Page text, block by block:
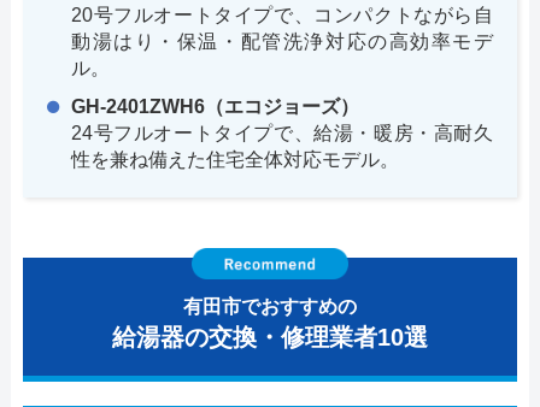
20号フルオートタイプで、コンパクトながら自
動湯はり・保温・配管洗浄対応の高効率モデ
ル。
GH-2401ZWH6（エコジョーズ）
24号フルオートタイプで、給湯・暖房・高耐久
性を兼ね備えた住宅全体対応モデル。
有田市でおすすめの
給湯器の交換・修理業者10選